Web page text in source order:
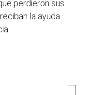
perdieron sus
la ayuda